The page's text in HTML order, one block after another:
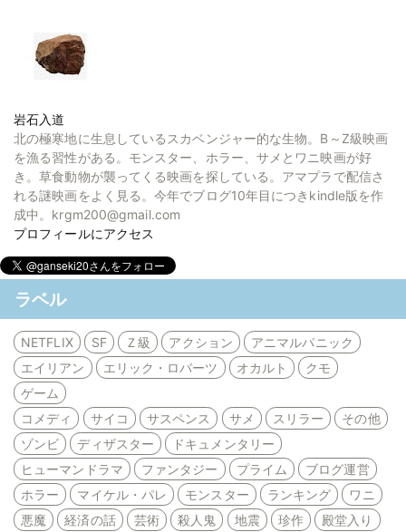
岩石入道
北の極寒地に生息しているスカベンジャー的な生物。B～Z級映画
を漁る習性がある。モンスター、ホラー、サメとワニ映画が好
き。草食動物が襲ってくる映画を探している。アマプラで配信さ
れる謎映画をよく見る。今年でブログ10年目につきkindle版を作
成中。krgm200@gmail.com
プロフィールにアクセス
ラベル
NETFLIX SF Ｚ級 アクション
アニマルパニック
エイリアン
エリック・ロバーツ オカルト
クモ
ゲーム
コメディ
サイコ サスペンス サメ スリラー
その他
ゾンビ
ディザスター
ドキュメンタリー
ヒューマンドラマ
ファンタジー プライム
ブログ運営
ホラー
マイケル・パレ モンスター ランキング
ワニ
悪魔
経済の話 芸術 殺人鬼 地震 珍作 殿堂入り